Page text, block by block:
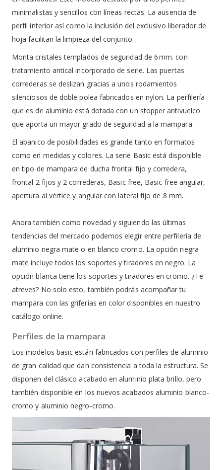
minimalistas y sencillos con líneas rectas. La ausencia de
perfil interior así como la inclusión del exclusivo liberador de
hoja facilitan la limpieza del conjunto.
Monta cristales templados de seguridad de 6 mm. con
tratamiento antical incorporado de serie. Las puertas
correderas se deslizan gracias a unos rodamientos
silenciosos de doble polea fabricados en nylon. La perfilería
que es de aluminio está dotada con un stopper antivuelco
que aporta un mayor grado de seguridad a la mampara.
El abanico de posibilidades es grande tanto en formatos
como en medidas y colores. La serie Basic está disponible
en tipo de mampara de ducha frontal fijo y corredera,
frontal 2 fijos y 2 correderas, Basic free, Basic free angular,
apertura al vértice y angular con lateral fijo de 8 mm.
Ahora también como novedad y siguiendo las últimas
tendencias del mercado podemos elegir entre perfilería de
aluminio negra mate o en blanco cromo. La opción negra
mate incluye todos los soportes y tiradores en negro. La
opción blanca tiene los soportes y tiradores en cromo. ¿Te
atreves? No solo esto, también podrás acompañar tu
mampara con las griferías en color disponibles en nuestro
catálogo online.
Perfiles de la mampara
Los modelos basic están fabricados con perfiles de aluminio
de gran calidad que dan consistencia a toda la estructura. Se
disponen del clásico acabado en aluminio plata brillo, pero
también disponible en los nuevos acabados aluminio blanco-
cromo y aluminio negro-cromo.